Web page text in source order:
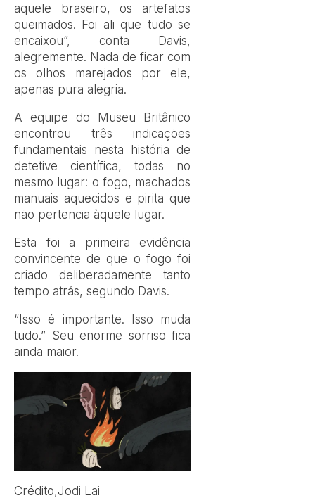
aquele braseiro, os artefatos
queimados. Foi ali que tudo se
encaixou”, conta Davis,
alegremente. Nada de ficar com
os olhos marejados por ele,
apenas pura alegria.
A equipe do Museu Britânico
encontrou três indicações
fundamentais nesta história de
detetive científica, todas no
mesmo lugar: o fogo, machados
manuais aquecidos e pirita que
não pertencia àquele lugar.
Esta foi a primeira evidência
convincente de que o fogo foi
criado deliberadamente tanto
tempo atrás, segundo Davis.
“Isso é importante. Isso muda
tudo.” Seu enorme sorriso fica
ainda maior.
Crédito,Jodi Lai